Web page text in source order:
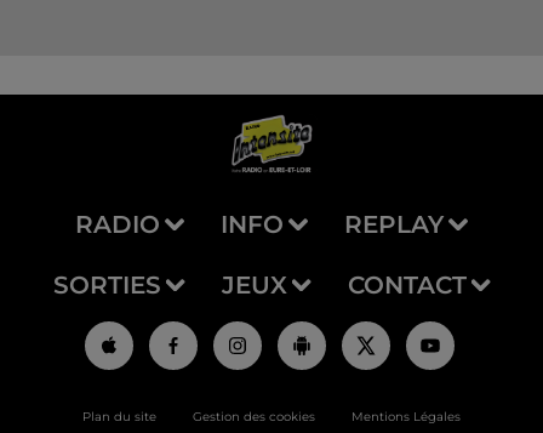
RADIO INFO REPLAY
SORTIES JEUX CONTACT
Plan du site Gestion des cookies Mentions Légales